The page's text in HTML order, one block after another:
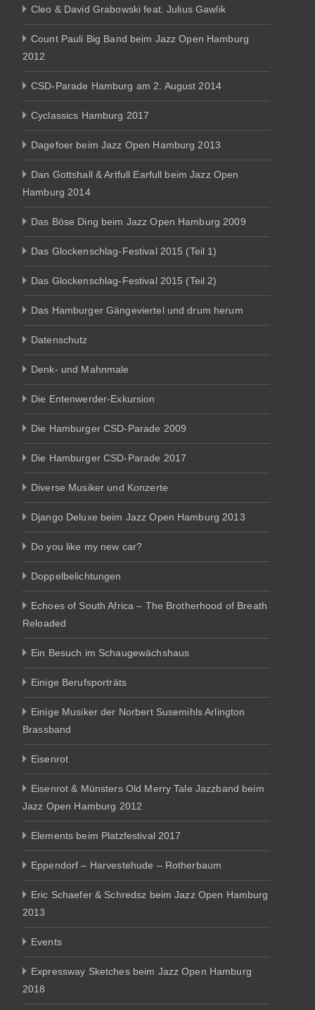
Cleo & David Grabowski feat. Julius Gawlik
Count Pauli Big Band beim Jazz Open Hamburg
2012
CSD-Parade Hamburg am 2. August 2014
Cyclassics Hamburg 2017
Dagefoer beim Jazz Open Hamburg 2013
Dan Gottshall & Artfull Earfull beim Jazz Open
Hamburg 2014
Das Böse Ding beim Jazz Open Hamburg 2009
Das Glockenschlag-Festival 2015 (Teil 1)
Das Glockenschlag-Festival 2015 (Teil 2)
Das Hamburger Gängeviertel und drum herum
Datenschutz
Denk- und Mahnmale
Die Entenwerder-Exkursion
Die Hamburger CSD-Parade 2009
Die Hamburger CSD-Parade 2017
Diverse Musiker und Konzerte
Django Deluxe beim Jazz Open Hamburg 2013
Do you like my new car?
Doppelbelichtungen
Echoes of South Africa – The Brotherhood of Breath
Reloaded
Ein Besuch im Schaugewächshaus
Einige Berufsporträts
Einige Musiker der Norbert Susemihls Arlington
Brassband
Eisenrot
Eisenrot & Münsters Old Merry Tale Jazzband beim
Jazz Open Hamburg 2012
Elements beim Platzfestival 2017
Eppendorf – Harvestehude – Rotherbaum
Eric Schaefer & Schredsz beim Jazz Open Hamburg
2013
Events
Expressway Sketches beim Jazz Open Hamburg
2018